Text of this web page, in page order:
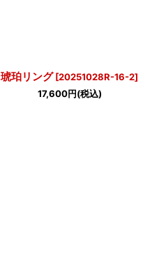
琥珀リング [20251028R-16-2]
17,600円(税込)